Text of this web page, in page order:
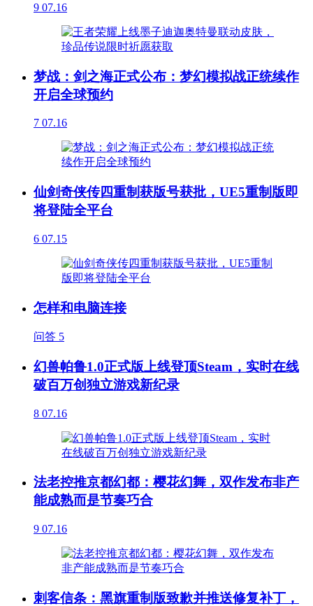
9 07.16
梦战：剑之海正式公布：梦幻模拟战正统续作
开启全球预约
7 07.16
仙剑奇侠传四重制获版号获批，UE5重制版即
将登陆全平台
6 07.15
怎样和电脑连接
问答 5
幻兽帕鲁1.0正式版上线登顶Steam，实时在线
破百万创独立游戏新纪录
8 07.16
法老控推京都幻都：樱花幻舞，双作发布非产
能成熟而是节奏巧合
9 07.16
刺客信条：黑旗重制版致歉并推送修复补丁，